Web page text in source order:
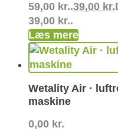
59,00 kr..39,00 kr.
39,00 kr..
Læs mere
Wetality Air ·
maskine
0,00 kr.